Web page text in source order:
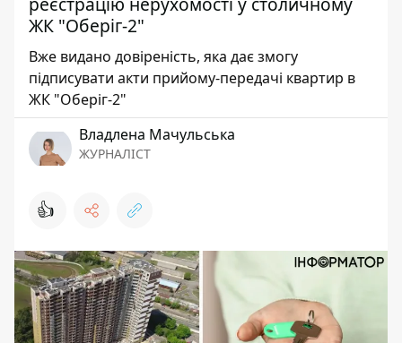
ЖК "Оберіг-2"
Вже видано довіреність, яка дає змогу
підписувати акти прийому-передачі квартир в
ЖК "Оберіг-2"
Владлена Мачульська
ЖУРНАЛІСТ
👍